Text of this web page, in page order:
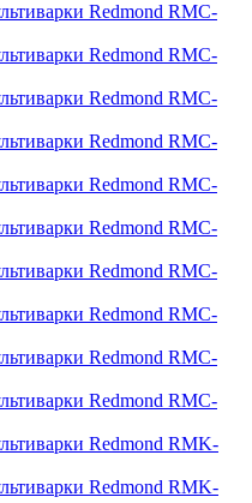
Redmond RMC-
Redmond RMC-
Redmond RMC-
Redmond RMC-
Redmond RMC-
Redmond RMC-
Redmond RMC-
Redmond RMC-
Redmond RMC-
Redmond RMC-
Redmond RMK-
Redmond RMK-